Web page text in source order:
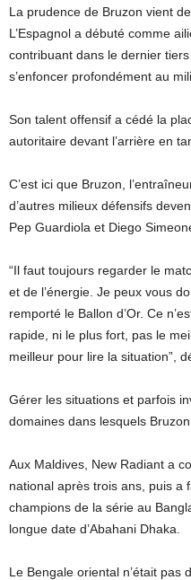
La prudence de Bruzon vient
L’Espagnol a débuté comme
contribuant dans le dernier
s’enfoncer profondément au
Son talent offensif a cédé la
autoritaire devant l’arrière en
C’est ici que Bruzon,
d’autres milieux défensifs
Pep Guardiola et Diego
“Il faut toujours regarder le
et de l’énergie. Je peux vous
remporté le Ballon d’Or. Ce
rapide, ni le plus fort, pas le
meilleur pour lire la situation”,
Gérer les situations et parfois
domaines dans lesquels
Aux Maldives, New Radiant a
national après trois ans, puis a
champions de la série au
longue date d’Abahani Dhaka.
Le Bengale oriental n’était pas